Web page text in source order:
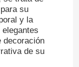
su
y la
decoración
de su